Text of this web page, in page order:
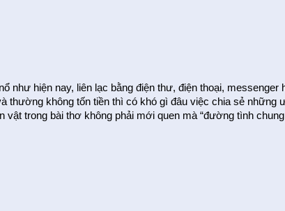
như hiện nay, liên lạc bằng điện thư, điện thoại, messenger
thường không tốn tiền thì có khó gì đâu việc chia sẻ những
vật trong bài thơ không phải mới quen mà “đường tình chung